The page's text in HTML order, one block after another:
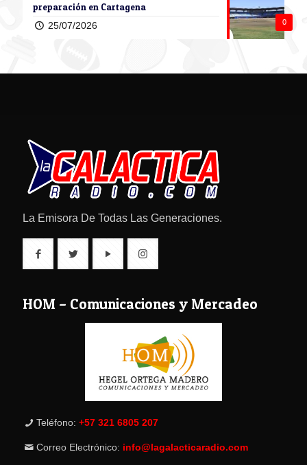
0
preparación en Cartagena
25/07/2026
La Emisora De Todas Las Generaciones.
HOM – Comunicaciones y Mercadeo
Teléfono: +57 321 6805 207
Correo Electrónico: info@lagalacticaradio.com